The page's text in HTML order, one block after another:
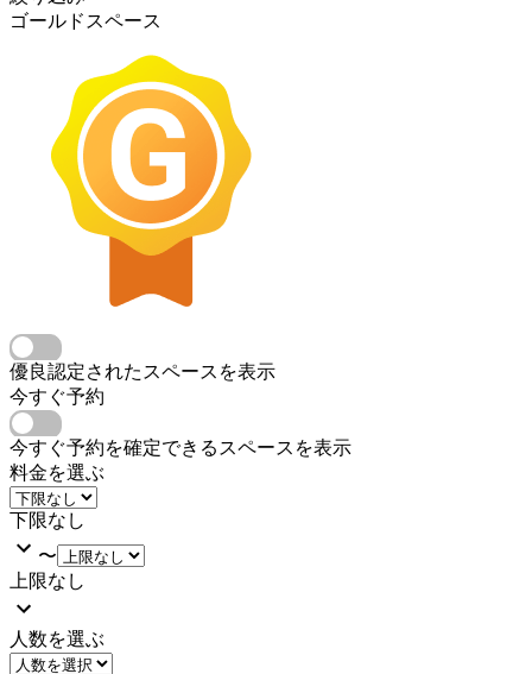
ゴールドスペース
優良認定されたスペースを表示
今すぐ予約
今すぐ予約を確定できるスペースを表示
料金を選ぶ
下限なし
〜
上限なし
人数を選ぶ